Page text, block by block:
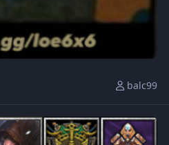
balc99